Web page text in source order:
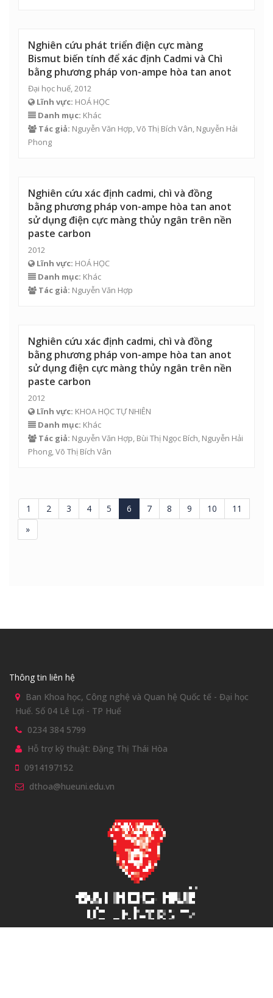
Nghiên cứu phát triển điện cực màng
Bismut biến tính để xác định Cadmi và Chì
bằng phương pháp von-ampe hòa tan anot
Đại học huế, 2012
Lĩnh vực: HOÁ HỌC
Danh mục: Khác
Tác giả: Nguyễn Văn Hợp,Võ Thị Bích Vân, Nguyễn Hải
Phong
Nghiên cứu xác định cadmi, chì và đồng
bằng phương pháp von-ampe hòa tan anot
sử dụng điện cực màng thủy ngân trên nền
paste carbon
2012
Lĩnh vực: HOÁ HỌC
Danh mục: Khác
Tác giả: Nguyễn Văn Hợp
Nghiên cứu xác định cadmi, chì và đồng
bằng phương pháp von-ampe hòa tan anot
sử dụng điện cực màng thủy ngân trên nền
paste carbon
2012
Lĩnh vực: KHOA HỌC TỰ NHIÊN
Danh mục: Khác
Tác giả: Nguyễn Văn Hợp, Bùi Thị Ngọc Bích, Nguyễn Hải
Phong,Võ Thị Bích Vân
1 2 3 4 5 6 7 8 9 10
11
»
Thông tin liên hệ
Ban Khoa học, Công nghệ và Quan hệ Quốc tế - Đại học
Huế. Số 04 Lê Lợi - TP Huế
0234 384 5799
Hỗ trợ kỹ thuật: Đặng Thị Thái Hòa
0914197152
dthoa@hueuni.edu.vn